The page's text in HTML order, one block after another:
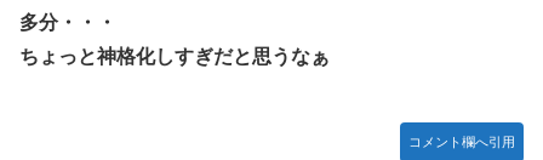
多分・・・
ちょっと神格化しすぎだと思うなぁ
コメント欄へ引用